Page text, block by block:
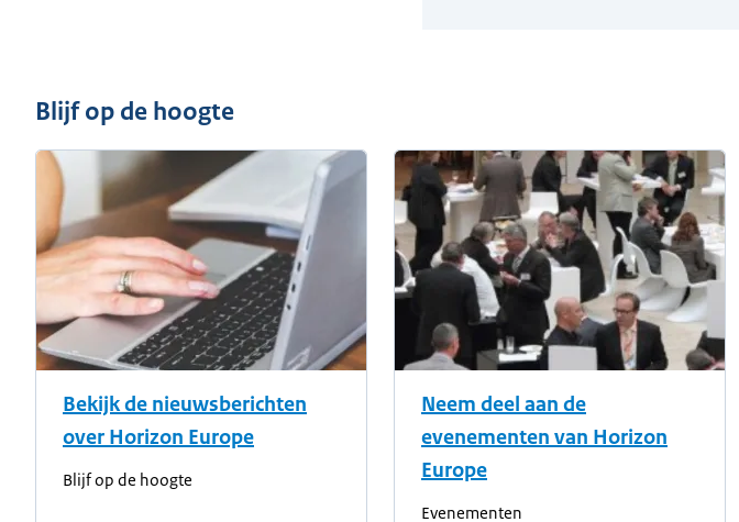
Blijf op de hoogte
Bekijk de nieuwsberichten
over Horizon Europe
Blijf op de hoogte
Neem deel aan de
evenementen van Horizon
Europe
Evenementen